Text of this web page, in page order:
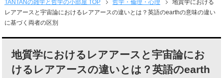
TANTANの雑学と哲学の小部屋 TOP 哲学・倫理・心理
地質学における
レアアースと宇宙論におけるレアアースの違いとは？英語のearthの意味の違い
に基づく両者の区別
地質学におけるレアアースと宇宙論にお
けるレアアースの違いとは？英語のearth